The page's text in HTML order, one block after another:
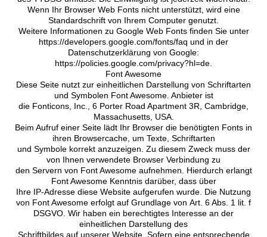
Wenn Ihr Browser Web Fonts nicht unterstützt, wird eine
Standardschrift von Ihrem Computer genutzt.
Weitere Informationen zu Google Web Fonts finden Sie unter
https://developers.google.com/fonts/faq und in der
Datenschutzerklärung von Google:
https://policies.google.com/privacy?hl=de.
Font Awesome
Diese Seite nutzt zur einheitlichen Darstellung von Schriftarten
und Symbolen Font Awesome. Anbieter ist
die Fonticons, Inc., 6 Porter Road Apartment 3R, Cambridge,
Massachusetts, USA.
Beim Aufruf einer Seite lädt Ihr Browser die benötigten Fonts in
ihren Browsercache, um Texte, Schriftarten
und Symbole korrekt anzuzeigen. Zu diesem Zweck muss der
von Ihnen verwendete Browser Verbindung zu
den Servern von Font Awesome aufnehmen. Hierdurch erlangt
Font Awesome Kenntnis darüber, dass über
Ihre IP-Adresse diese Website aufgerufen wurde. Die Nutzung
von Font Awesome erfolgt auf Grundlage von Art. 6 Abs. 1 lit. f
DSGVO. Wir haben ein berechtigtes Interesse an der
einheitlichen Darstellung des
Schriftbildes auf unserer Website. Sofern eine entsprechende